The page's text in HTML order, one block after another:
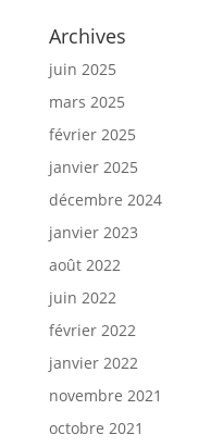
Archives
juin 2025
mars 2025
février 2025
janvier 2025
décembre 2024
janvier 2023
août 2022
juin 2022
février 2022
janvier 2022
novembre 2021
octobre 2021